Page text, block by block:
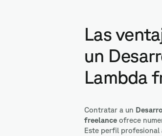
Las
un
Lambda
Contratar a un
freelance ofrece
Este perfil